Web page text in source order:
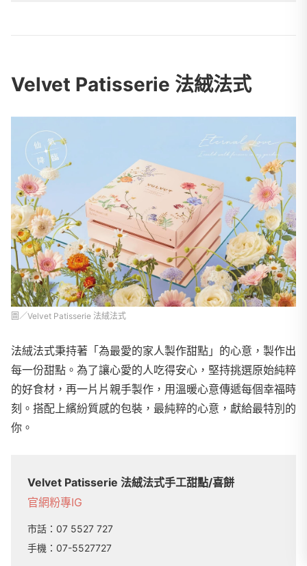
Velvet Patisserie 法絨法式
圖／Velvet Patisserie 法絨法式
法絨法式秉持著「為最愛的家人製作甜點」的心意，製作出
每一份甜點。為了讓心愛的人吃得安心，堅持挑選原始純粹
的好食材，再一片片親手製作，用溫暖心意傳遞每個幸福時
刻。搭配上繽紛質感的包裝，最純粹的心意，獻給最特別的
你。
Velvet Patisserie 法絨法式手工甜點/喜餅
官網粉專IG
市話： 07 5527 727
手機： 07-5527727